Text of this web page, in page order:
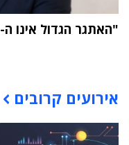
"האתגר הגדול אינו ה-AI אלא הטמעתה בארגון"
אירועים קרובים